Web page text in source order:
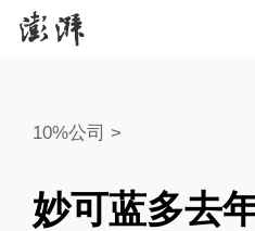
10%公司 >
妙可蓝多去